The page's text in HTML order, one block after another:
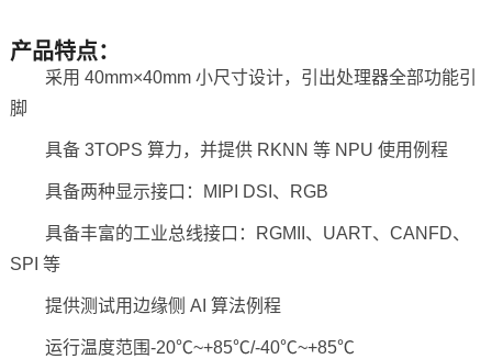
产品特点：
采用 40mm×40mm 小尺寸设计，引出处理器全部功能引
脚
具备 3TOPS 算力，并提供 RKNN 等 NPU 使用例程
具备两种显示接口 ：MIPI DSI、RGB
具备丰富的工业总线接口： RGMII 、UART、CANFD、
SPI 等
提供测试用边缘侧 AI 算法例程
运行温度范围-20℃~+85℃/-40℃~+85℃